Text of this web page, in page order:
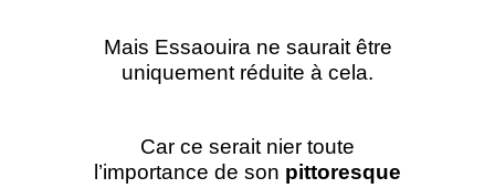
Mais Essaouira ne saurait être
uniquement réduite à cela.
Car ce serait nier toute
l’importance de son pittoresque